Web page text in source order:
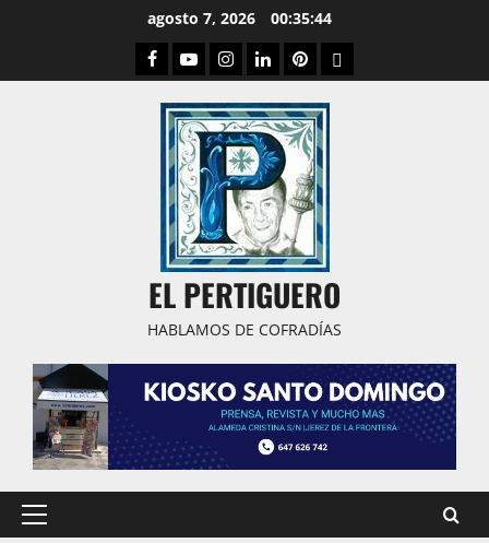
agosto 7, 2026 00:35:45
Facebook
YoutubeInstagram
LinkedPinterestDribbble
EL PERTIGUERO
HABLAMOS DE COFRADÍAS
Menú